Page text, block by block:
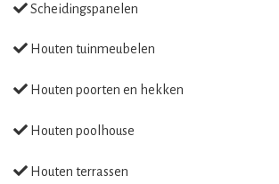
Scheidingspanelen
Houten tuinmeubelen
Houten poorten en hekken
Houten poolhouse
Houten terrassen